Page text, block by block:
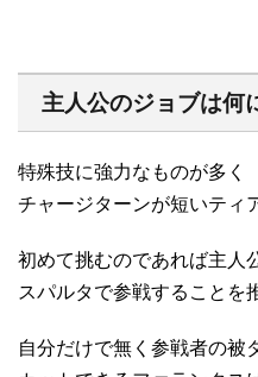
主人公のジョブは何
特殊技に強力なものが多く
チャージターンが短いティ
初めて挑むのであれば主人
スパルタで参戦することを
自分だけで無く参戦者の被